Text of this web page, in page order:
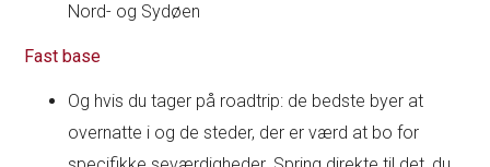
Nord- og Sydøen
Fast base
Og hvis du tager på roadtrip: de bedste byer at
overnatte i og de steder, der er værd at bo for